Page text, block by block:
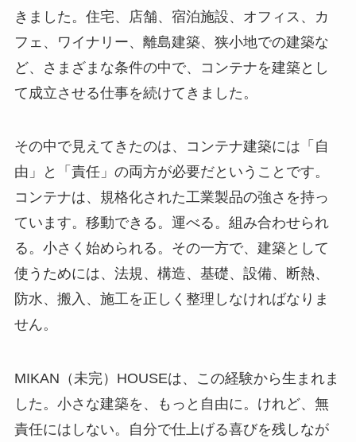
きました。住宅、店舗、宿泊施設、オフィス、カ
フェ、ワイナリー、離島建築、狭小地での建築な
ど、さまざまな条件の中で、コンテナを建築とし
て成立させる仕事を続けてきました。
その中で見えてきたのは、コンテナ建築には「自
由」と「責任」の両方が必要だということです。
コンテナは、規格化された工業製品の強さを持っ
ています。移動できる。運べる。組み合わせられ
る。小さく始められる。その一方で、建築として
使うためには、法規、構造、基礎、設備、断熱、
防水、搬入、施工を正しく整理しなければなりま
せん。
MIKAN（未完）HOUSEは、この経験から生まれま
した。小さな建築を、もっと自由に。けれど、無
責任にはしない。自分で仕上げる喜びを残しなが